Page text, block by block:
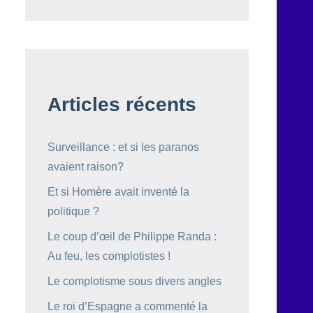
Articles récents
Surveillance : et si les paranos
avaient raison?
Et si Homère avait inventé la
politique ?
Le coup d’œil de Philippe Randa :
Au feu, les complotistes !
Le complotisme sous divers angles
Le roi d’Espagne a commenté la